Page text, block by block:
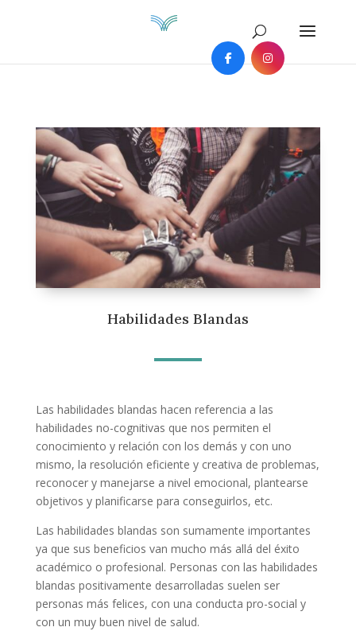
Habilidades Blandas
Las habilidades blandas hacen referencia a las
habilidades no-cognitivas que nos permiten el
conocimiento y relación con los demás y con uno
mismo, la resolución eficiente y creativa de problemas,
reconocer y manejarse a nivel emocional, plantearse
objetivos y planificarse para conseguirlos, etc.
Las habilidades blandas son sumamente importantes
ya que sus beneficios van mucho más allá del éxito
académico o profesional. Personas con las habilidades
blandas positivamente desarrolladas suelen ser
personas más felices, con una conducta pro-social y
con un muy buen nivel de salud.